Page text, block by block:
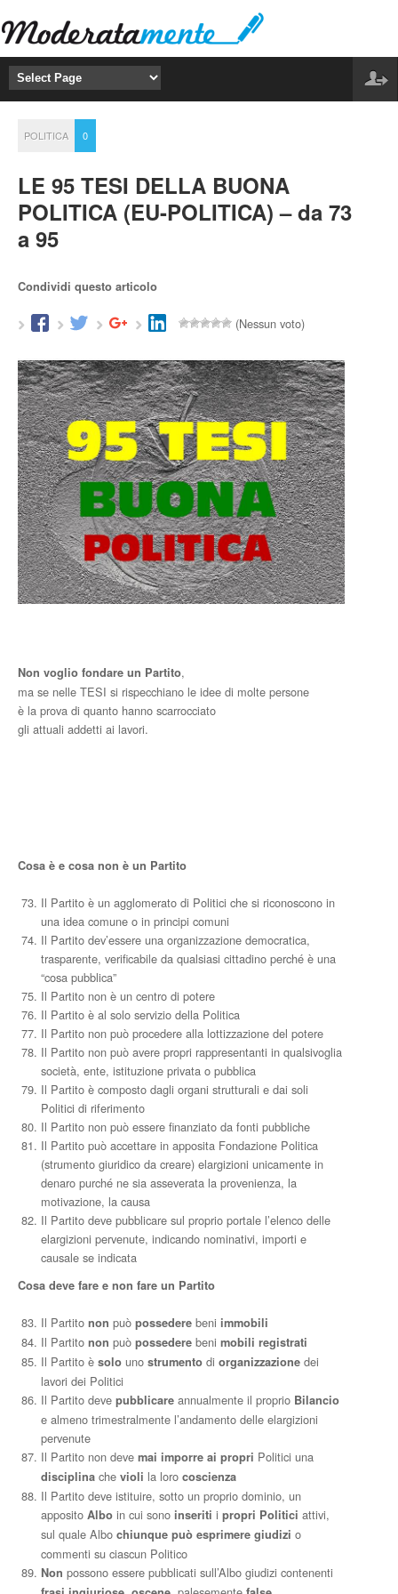
POLITICA 0
LE 95 TESI DELLA BUONA
POLITICA (EU-POLITICA) – da 73
a 95
Condividi questo articolo
(Nessun voto)
Non voglio fondare un Partito,
ma se nelle TESI si rispecchiano le idee di molte persone
è la prova di quanto hanno scarrocciato
gli attuali addetti ai lavori.
Cosa è e cosa non è un Partito
Il Partito è un agglomerato di Politici che si riconoscono in
una idea comune o in principi comuni
Il Partito dev’essere una organizzazione democratica,
trasparente, verificabile da qualsiasi cittadino perché è una
“cosa pubblica”
Il Partito non è un centro di potere
Il Partito è al solo servizio della Politica
Il Partito non può procedere alla lottizzazione del potere
Il Partito non può avere propri rappresentanti in qualsivoglia
società, ente, istituzione privata o pubblica
Il Partito è composto dagli organi strutturali e dai soli
Politici di riferimento
Il Partito non può essere finanziato da fonti pubbliche
Il Partito può accettare in apposita Fondazione Politica
(strumento giuridico da creare) elargizioni unicamente in
denaro purché ne sia asseverata la provenienza, la
motivazione, la causa
Il Partito deve pubblicare sul proprio portale l’elenco delle
elargizioni pervenute, indicando nominativi, importi e
causale se indicata
Cosa deve fare e non fare un Partito
Il Partito non può possederebeni immobili
Il Partito non può possederebeni mobili registrati
Il Partito è solouno strumentodi organizzazionedei
lavori dei Politici
Il Partito deve pubblicareannualmente il proprio Bilancio
e almeno trimestralmente l’andamento delle elargizioni
pervenute
Il Partito non deve mai imporre ai propri Politici una
disciplinache violi la loro coscienza
Il Partito deve istituire, sotto un proprio dominio, un
apposito Alboin cui sono inseriti i propri Politici attivi,
sul quale Albo chiunque può esprimere giudizi o
commenti su ciascun Politico
Non possono essere pubblicati sull’Albo giudizi contenenti